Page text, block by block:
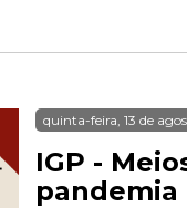
quinta-feira, 13 de
IGP -
pandemia